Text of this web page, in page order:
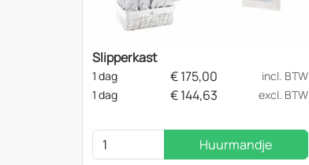
Slipperkast
1 dag €175,00
incl. BTW
1 dag
€144,63 excl. BTW
Huurmandje